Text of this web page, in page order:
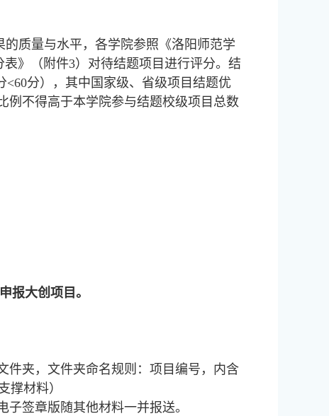
质量与水平，各学院参照《洛阳师范学
》（附件3）对待结题项目进行评分。结
<60分），其中国家级、省级项目结题优
例不得高于本学院参与结题校级项目总数
报大创项目。
件夹，文件夹命名规则：项目编号，内含
撑材料）
签章版随其他材料一并报送。